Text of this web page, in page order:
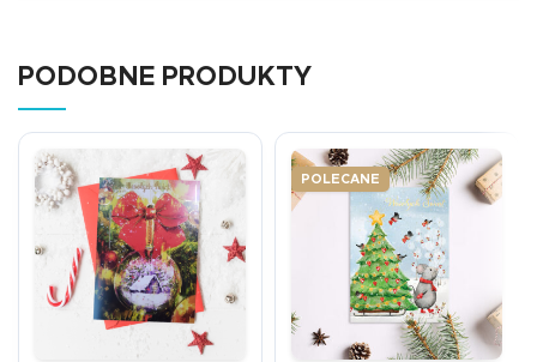
PODOBNE PRODUKTY
POLECANE